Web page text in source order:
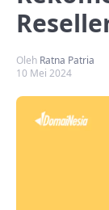
Oleh Ratna Patria
10 Mei 2024